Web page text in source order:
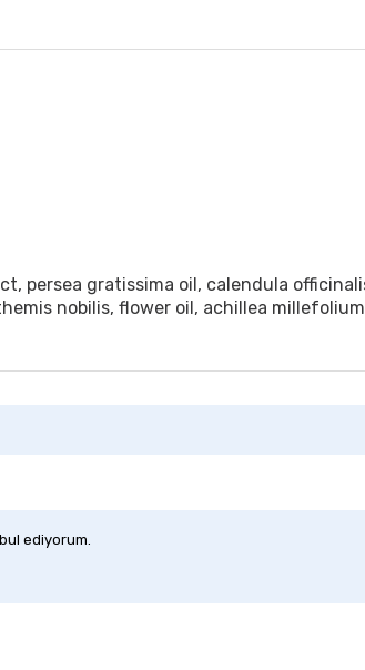
persea gratissima oil, calendula
nobilis, flower oil, achillea
ediyorum.